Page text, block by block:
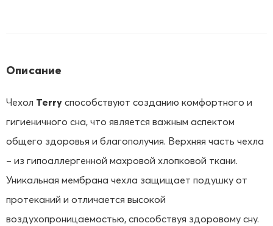
Описание
Чехол Terry способствуют созданию комфортного и
гигиеничного сна, что является важным аспектом
общего здоровья и благополучия. Верхняя часть чехла
– из гипоаллергенной махровой хлопковой ткани.
Уникальная мембрана чехла защищает подушку от
протеканий и отличается высокой
воздухопроницаемостью, способствуя здоровому сну.